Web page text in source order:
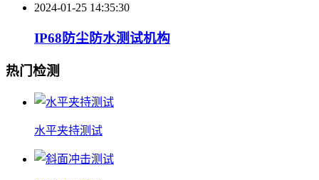
2024-01-25 14:35:30
IP68防尘防水测试机构
热门检测
水平夹持测试